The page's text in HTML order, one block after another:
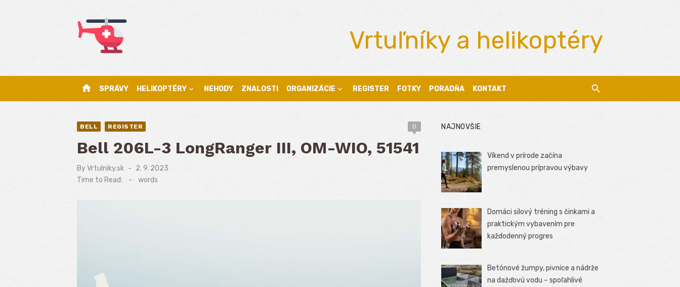
Vrtuľníky a helikoptéry
home SPRÁVY HELIKOPTÉRY NEHODY ZNALOSTI ORGANIZÁCIE REGISTER FOTKY PORADŇA KONTAKT
BELL REGISTER 0
Bell 206L-3 LongRanger III, OM-WIO, 51541
ByVrtulniky.sk
Posted
on
2. 9. 2023
Time to Read:
- words
NAJNOVŠIE
Víkend v prírode začína
premyslenou prípravou výbavy
Domáci silový tréning s činkami a
praktickým vybavením pre
každodenný progres
Betónové žumpy, pivnice a nádrže
na dažďovú vodu – spoľahlivé